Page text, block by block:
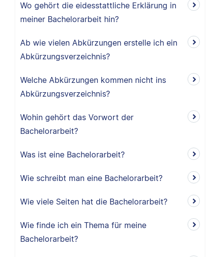
Wo gehört die eidesstattliche Erklärung in
meiner Bachelorarbeit hin?
Ab wie vielen Abkürzungen erstelle ich ein
Abkürzungsverzeichnis?
Welche Abkürzungen kommen nicht ins
Abkürzungsverzeichnis?
Wohin gehört das Vorwort der
Bachelorarbeit?
Was ist eine Bachelorarbeit?
Wie schreibt man eine Bachelorarbeit?
Wie viele Seiten hat die Bachelorarbeit?
Wie finde ich ein Thema für meine
Bachelorarbeit?